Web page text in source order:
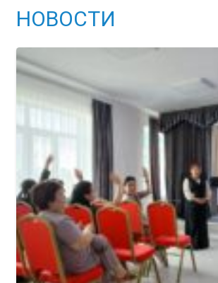
НОВОСТИ